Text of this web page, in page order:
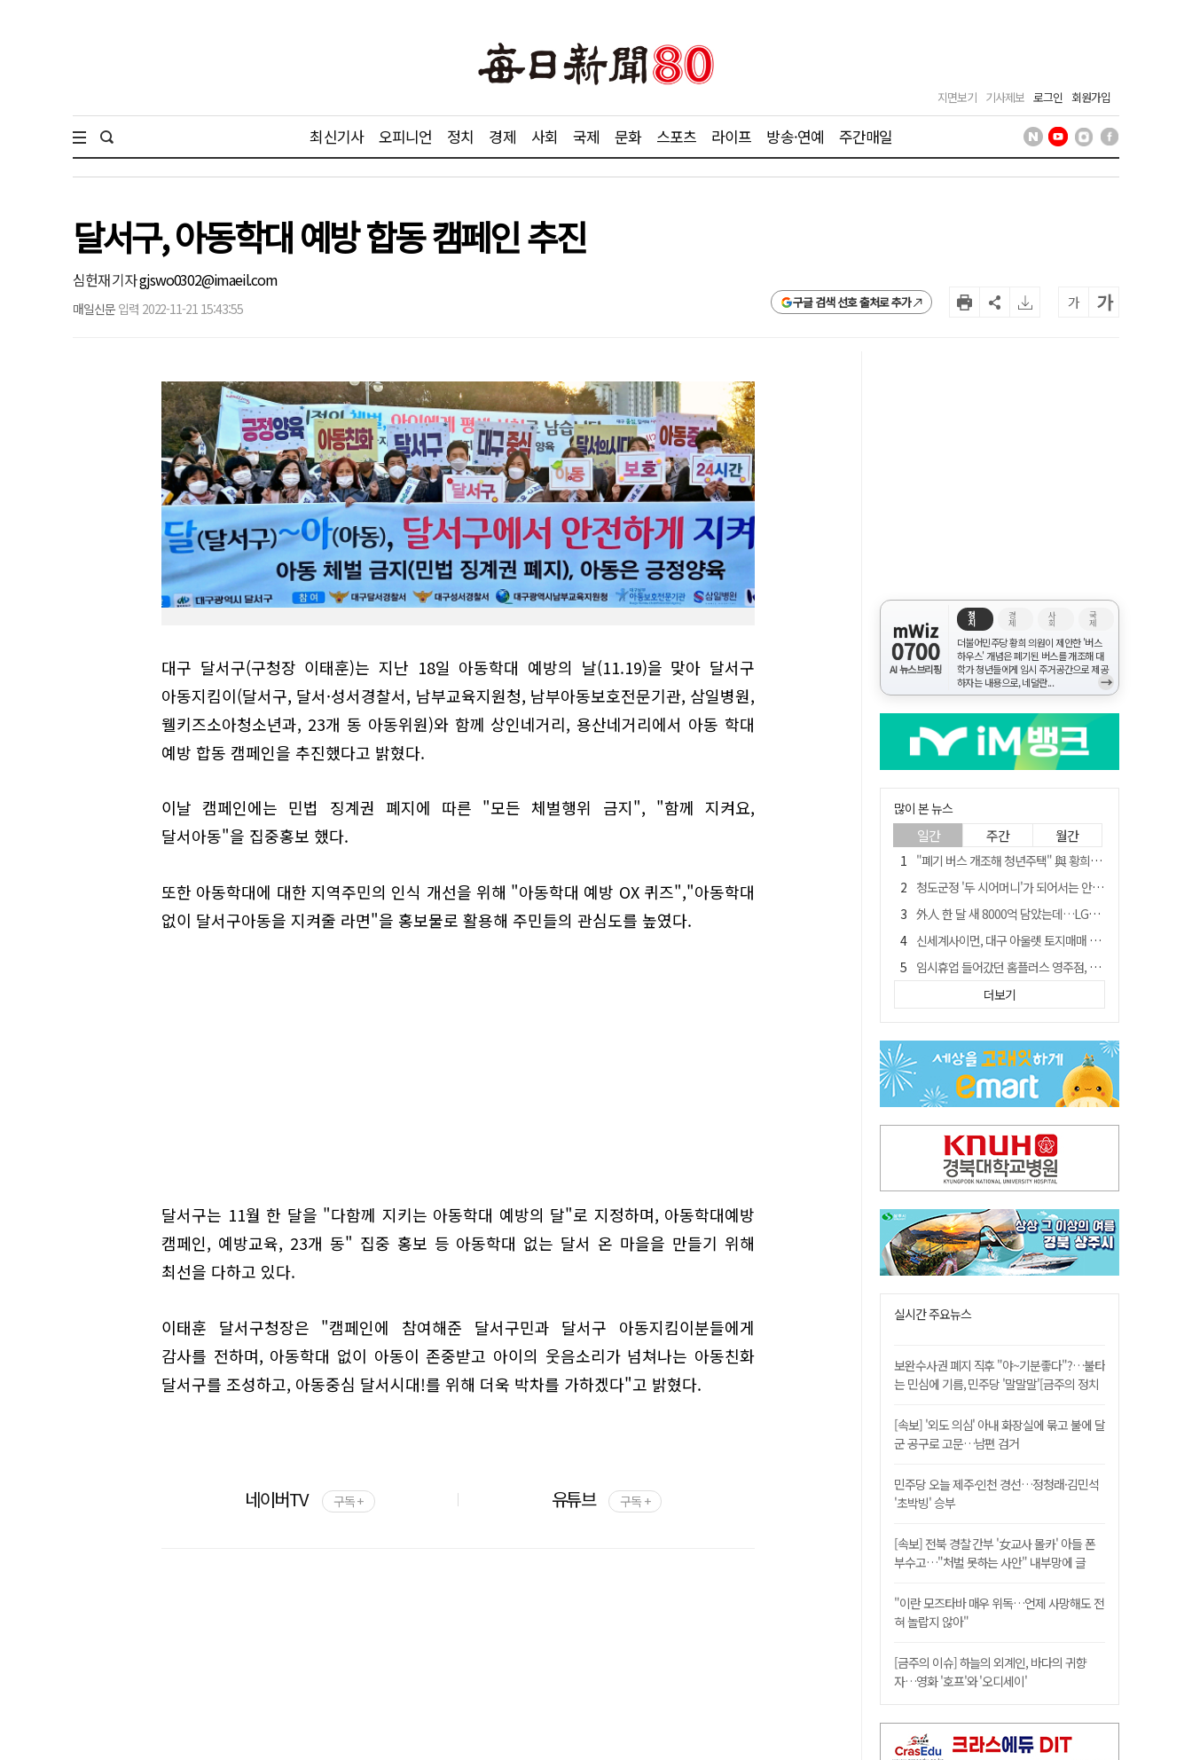
지면보기 기사제보 로그인 회원가입
최신기사 오피니언 정치 경제 사회 국제 문화 스포츠 라이프 방송·연예 주간매일
달서구, 아동학대 예방 합동 캠페인 추진
심헌재 기자gjswo0302@imaeil.com
매일신문 입력 2022-11-21 15:43:55 구글 검색 선호 출처로 추가 가 가
대구 달서구(구청장 이태훈)는 지난 18일 아동학대 예방의 날(11.19)을 맞아 달서구
아동지킴이(달서구, 달서·성서경찰서, 남부교육지원청, 남부아동보호전문기관, 삼일병원,
웰키즈소아청소년과, 23개 동 아동위원)와 함께 상인네거리, 용산네거리에서 아동 학대
예방 합동 캠페인을 추진했다고 밝혔다.
이날 캠페인에는 민법 징계권 폐지에 따른 "모든 체벌행위 금지", "함께 지켜요,
달서아동"을 집중홍보 했다.
또한 아동학대에 대한 지역주민의 인식 개선을 위해 "아동학대 예방 OX 퀴즈","아동학대
없이 달서구아동을 지켜줄 라면"을 홍보물로 활용해 주민들의 관심도를 높였다.
달서구는 11월 한 달을 "다함께 지키는 아동학대 예방의 달"로 지정하며, 아동학대예방
캠페인, 예방교육, 23개 동" 집중 홍보 등 아동학대 없는 달서 온 마을을 만들기 위해
최선을 다하고 있다.
이태훈 달서구청장은 "캠페인에 참여해준 달서구민과 달서구 아동지킴이분들에게
감사를 전하며, 아동학대 없이 아동이 존중받고 아이의 웃음소리가 넘쳐나는 아동친화
달서구를 조성하고, 아동중심 달서시대!를 위해 더욱 박차를 가하겠다"고 밝혔다.
네이버TV 구독 + 유튜브 구독 +
mWiz
0700
AI 뉴스브리핑
정
치
경
제
사
회
국
제
더불어민주당 황희 의원이 제안한 '버스
하우스' 개념은 폐기된 버스를 개조해 대
학가 청년들에게 임시 주거공간으로 제공
하자는 내용으로, 네덜란...
→
많이 본 뉴스
일간 주간 월간
"폐기 버스 개조해 청년주택" 與 황희…'딸 학비는 年 4200만원'
청도군정 '두 시어머니'가 되어서는 안된다
外人 한 달 새 8000억 담았는데…LG이노텍 목표주가는 왜 엇갈릴까
신세계사이먼, 대구 아울렛 토지매매 계약 체결… 사업 본궤도
임시휴업 들어갔던 홈플러스 영주점, 7일 영업 재개…지하 1층만 운영
SK하이닉스, 주당 375원 분기 배당 공시…"3분기 중 주주환원 방안 확정"
"상법개정해도 주주가 '봉'"…하이닉스 솔리다임 상장설에 술렁[개미와글와글]
전북 경찰 간부 '女교사 몰카' 아들 폰 부수고…"처벌 못하는 사안" 내부망에 글
노태악 출장에 부인 별도 일정 수행 직원도…보고서엔 '공식일정 참석'
더보기
실시간 주요뉴스
보완수사권 폐지 직후 "야~기분좋다"?…불타
는 민심에 기름, 민주당 '말말말'[금주의 정치
[속보] '외도 의심' 아내 화장실에 묶고 불에 달
군 공구로 고문…남편 검거
민주당 오늘 제주·인천 경선…정청래·김민석
'초박빙' 승부
[속보] 전북 경찰 간부 '女교사 몰카' 아들 폰
부수고…"처벌 못하는 사안" 내부망에 글
"이란 모즈타바 매우 위독…언제 사망해도 전
혀 놀랍지 않아"
[금주의 이슈] 하늘의 외계인, 바다의 귀향
자…영화 '호프'와 '오디세이'